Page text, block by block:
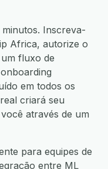
Inscreva-
Africa, autorize o
fluxo de
em todos os
criará seu
através de um
para equipes de
entre ML